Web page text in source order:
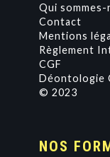
Qui sommes-
Contact
Mentions
Règlement
CGF
Déontologie
© 2023
NOS